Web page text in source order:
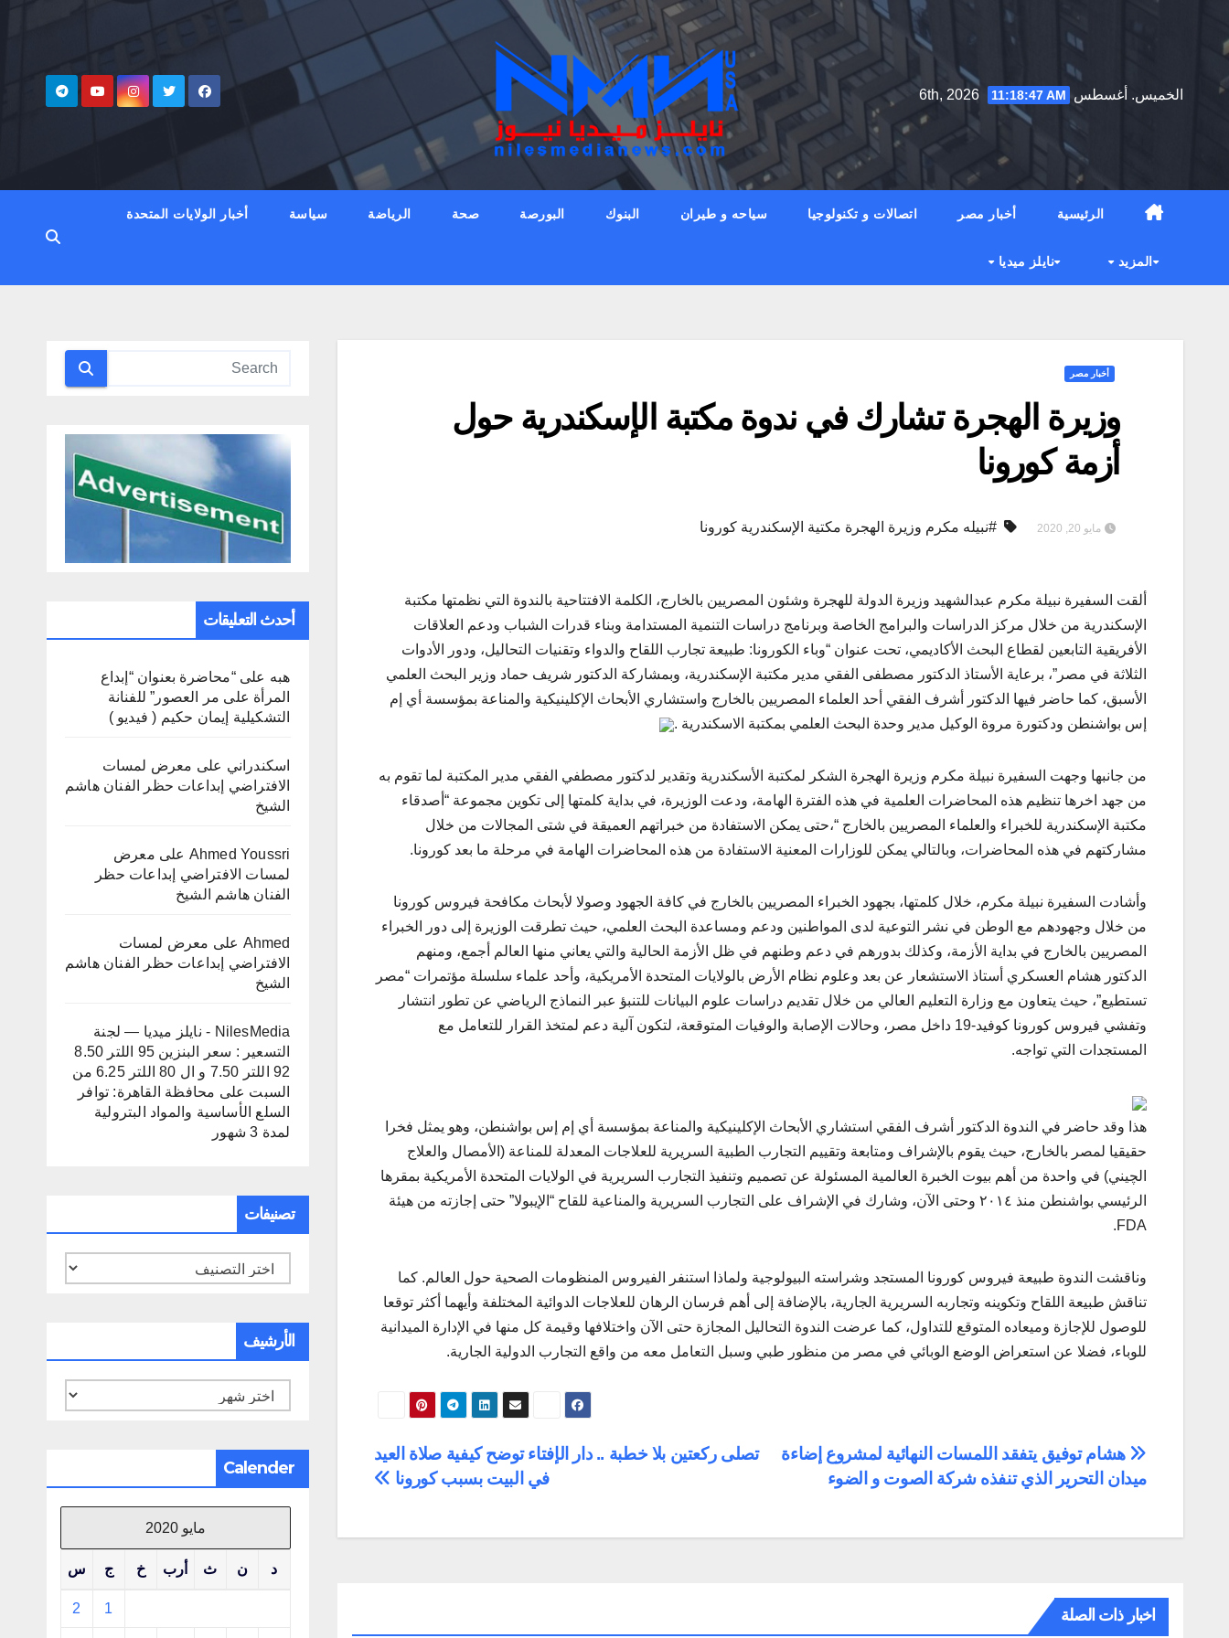
to
الخميس. أغسطس 6th, 2026
11:18:48 AM
الرئيسية أخبار مصر اتصالات و تكنولوجيا سياحه و طيران البنوك البورصة صحة الرياضة سياسة أخبار الولايات المتحدة
المزيد نايلز ميديا
أخبار مصر
وزيرة الهجرة تشارك في ندوة مكتبة الإسكندرية حول
أزمة كورونا
مايو 20, 2020 #نبيله مكرم وزيرة الهجرة مكتية الإسكندرية كورونا
ألقت السفيرة نبيلة مكرم عبدالشهيد وزيرة الدولة للهجرة وشئون المصريين بالخارج، الكلمة الافتتاحية بالندوة التي نظمتها مكتبة
الإسكندرية من خلال مركز الدراسات والبرامج الخاصة وبرنامج دراسات التنمية المستدامة وبناء قدرات الشباب ودعم العلاقات
الأفريقية التابعين لقطاع البحث الأكاديمي، تحت عنوان “وباء الكورونا: طبيعة تجارب اللقاح والدواء وتقنيات التحاليل، ودور الأدوات
الثلاثة في مصر”، برعاية الأستاذ الدكتور مصطفى الفقي مدير مكتبة الإسكندرية، وبمشاركة الدكتور شريف حماد وزير البحث العلمي
الأسبق، كما حاضر فيها الدكتور أشرف الفقي أحد العلماء المصريين بالخارج واستشاري الأبحاث الإكلينيكية والمناعة بمؤسسة أي إم
إس بواشنطن ودكتورة مروة الوكيل مدير وحدة البحث العلمي بمكتبة الاسكندرية .
من جانبها وجهت السفيرة نبيلة مكرم وزيرة الهجرة الشكر لمكتبة الأسكندرية وتقدير لدكتور مصطفي الفقي مدير المكتبة لما تقوم به
من جهد اخرها تنظيم هذه المحاضرات العلمية في هذه الفترة الهامة، ودعت الوزيرة، في بداية كلمتها إلى تكوين مجموعة “أصدقاء
مكتبة الإسكندرية للخبراء والعلماء المصريين بالخارج “،حتى يمكن الاستفادة من خبراتهم العميقة في شتى المجالات من خلال
مشاركتهم في هذه المحاضرات، وبالتالي يمكن للوزارات المعنية الاستفادة من هذه المحاضرات الهامة في مرحلة ما بعد كورونا.
وأشادت السفيرة نبيلة مكرم، خلال كلمتها، بجهود الخبراء المصريين بالخارج في كافة الجهود وصولا لأبحاث مكافحة فيروس كورونا
من خلال وجهودهم مع الوطن في نشر التوعية لدى المواطنين ودعم ومساعدة البحث العلمي، حيث تطرقت الوزيرة إلى دور الخبراء
المصريين بالخارج في بداية الأزمة، وكذلك بدورهم في دعم وطنهم في ظل الأزمة الحالية والتي يعاني منها العالم أجمع، ومنهم
الدكتور هشام العسكري أستاذ الاستشعار عن بعد وعلوم نظام الأرض بالولايات المتحدة الأمريكية، وأحد علماء سلسلة مؤتمرات “مصر
تستطيع”، حيث يتعاون مع وزارة التعليم العالي من خلال تقديم دراسات علوم البيانات للتنبؤ عبر النماذج الرياضي عن تطور انتشار
وتفشي فيروس كورونا كوفيد-19 داخل مصر، وحالات الإصابة والوفيات المتوقعة، لتكون آلية دعم لمتخذ القرار للتعامل مع
المستجدات التي تواجه.
هذا وقد حاضر في الندوة الدكتور أشرف الفقي استشاري الأبحاث الإكلينيكية والمناعة بمؤسسة أي إم إس بواشنطن، وهو يمثل فخرا
حقيقيا لمصر بالخارج، حيث يقوم بالإشراف ومتابعة وتقييم التجارب الطبية السريرية للعلاجات المعدلة للمناعة (الأمصال والعلاج
الچيني) في واحدة من أهم بيوت الخبرة العالمية المسئولة عن تصميم وتنفيذ التجارب السريرية في الولايات المتحدة الأمريكية بمقرها
الرئيسي بواشنطن منذ ٢٠١٤ وحتى الآن، وشارك في الإشراف على التجارب السريرية والمناعية للقاح “الإيبولا” حتى إجازته من هيئة
FDA.
وناقشت الندوة طبيعة فيروس كورونا المستجد وشراسته البيولوجية ولماذا استنفر الفيروس المنظومات الصحية حول العالم. كما
تناقش طبيعة اللقاح وتكوينه وتجاربه السريرية الجارية، بالإضافة إلى أهم فرسان الرهان للعلاجات الدوائية المختلفة وأيهما أكثر توقعا
للوصول للإجازة وميعاده المتوقع للتداول، كما عرضت الندوة التحاليل المجازة حتى الآن واختلافها وقيمة كل منها في الإدارة الميدانية
للوباء، فضلا عن استعراض الوضع الوبائي في مصر من منظور طبي وسبل التعامل معه من واقع التجارب الدولية الجارية.
تصفّح
المقالات
تصلى ركعتين بلا خطبة .. دار الإفتاء توضح كيفية صلاة العيد
في البيت بسبب كورونا
هشام توفيق يتفقد اللمسات النهائية لمشروع إضاءة
ميدان التحرير الذي تنفذه شركة الصوت و الضوء
اخبار ذات الصلة
أحدث التعليقات
هبه على“محاضرة بعنوان “إبداع
المرأة على مر العصور” للفنانة
التشكيلية إيمان حكيم ( فيديو )
اسكندراني على معرض لمسات
الافتراضي إبداعات حظر الفنان هاشم
الشيخ
Ahmed Youssri على معرض
لمسات الافتراضي إبداعات حظر
الفنان هاشم الشيخ
Ahmed على معرض لمسات
الافتراضي إبداعات حظر الفنان هاشم
الشيخ
NilesMedia - نايلز ميديا — لجنة
التسعير : سعر البنزين 95 اللتر 8.50
92 اللتر 7.50 و ال 80 اللتر 6.25 من
السبت على محافظة القاهرة: توافر
السلع الأساسية والمواد البترولية
لمدة 3 شهور
تصنيفات
تصنيفات
الأرشيف
الأرشيف
Calender
مايو 2020
د ن ث أرب خ ج س
1
2